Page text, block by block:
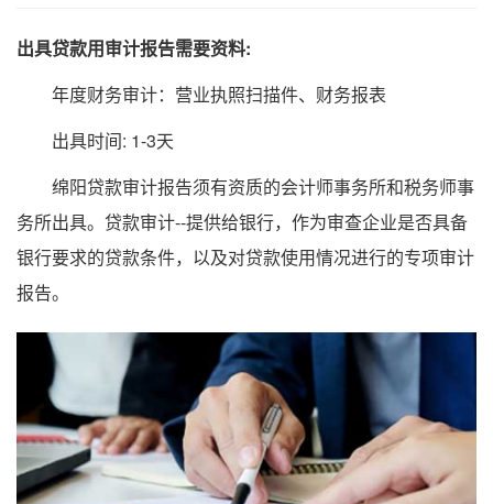
出具贷款用审计报告需要资料:
年度财务审计：营业执照扫描件、财务报表
出具时间: 1-3天
绵阳贷款审计报告须有资质的会计师事务所和税务师事
务所出具。贷款审计--提供给银行，作为审查企业是否具备
银行要求的贷款条件，以及对贷款使用情况进行的专项审计
报告。